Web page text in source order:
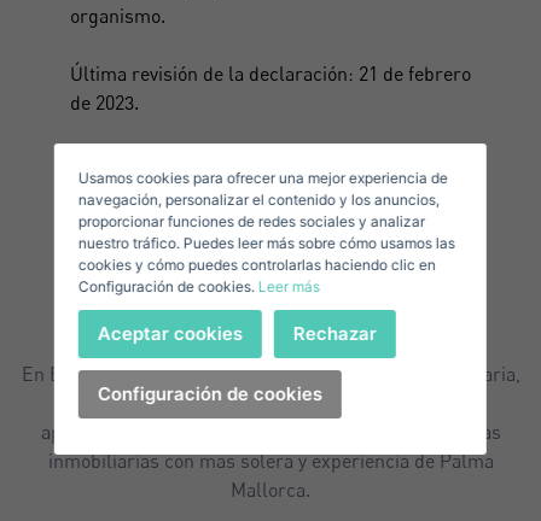
organismo.
Última revisión de la declaración: 21 de febrero
de 2023.
En Balear Invest le ofrecemos la mayor oferta inmobiliaria,
en venta y alquiler de casas, chalets, villas, pisos y
apartamentos de Mallorca. Somos una de las agencias
inmobiliarias con mas solera y experiencia de Palma
Mallorca.
Iniciar sesión
¿Has olvidado tu contraseña?
He olvidado mi contraseña
Apellidos*
Correo Electrónico*
Teléfono*
United
States
+1
+1
Contraseña**
Vende tu Propiedad
United
States
+1
+1
Usamos cookies para ofrecer una mejor experiencia de
navegación, personalizar el contenido y los anuncios,
proporcionar funciones de redes sociales y analizar
nuestro tráfico. Puedes leer más sobre cómo usamos las
cookies y cómo puedes controlarlas haciendo clic en
Configuración de cookies. Leer más
Configuración de cookies
Aceptar cookies Rechazar